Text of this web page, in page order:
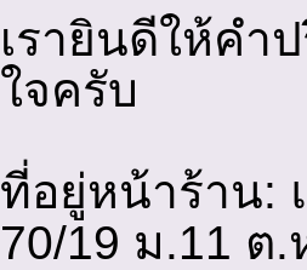
เรายินดีให้คำ
ใจครับ
ที่อยู่หน้าร้าน:
70/19 ม.11 ต